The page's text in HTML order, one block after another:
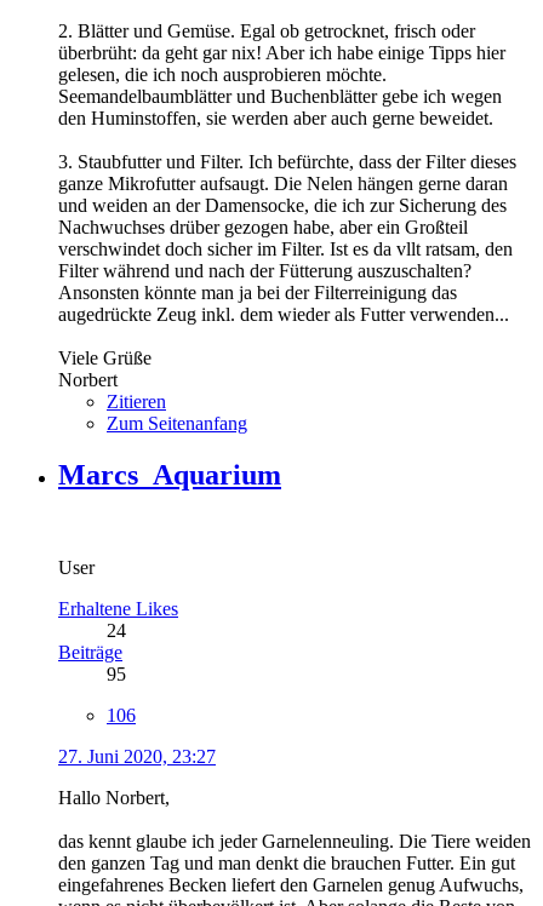
2. Blätter und Gemüse. Egal ob getrocknet, frisch oder
überbrüht: da geht gar nix! Aber ich habe einige Tipps hier
gelesen, die ich noch ausprobieren möchte.
Seemandelbaumblätter und Buchenblätter gebe ich wegen
den Huminstoffen, sie werden aber auch gerne beweidet.
3. Staubfutter und Filter. Ich befürchte, dass der Filter dieses
ganze Mikrofutter aufsaugt. Die Nelen hängen gerne daran
und weiden an der Damensocke, die ich zur Sicherung des
Nachwuchses drüber gezogen habe, aber ein Großteil
verschwindet doch sicher im Filter. Ist es da vllt ratsam, den
Filter während und nach der Fütterung auszuschalten?
Ansonsten könnte man ja bei der Filterreinigung das
augedrückte Zeug inkl. dem wieder als Futter verwenden...
Viele Grüße
Norbert
Zitieren
Zum Seitenanfang
Marcs_Aquarium
User
Erhaltene Likes
24
Beiträge
95
106
27. Juni 2020, 23:27
Hallo Norbert,
das kennt glaube ich jeder Garnelenneuling. Die Tiere weiden
den ganzen Tag und man denkt die brauchen Futter. Ein gut
eingefahrenes Becken liefert den Garnelen genug Aufwuchs,